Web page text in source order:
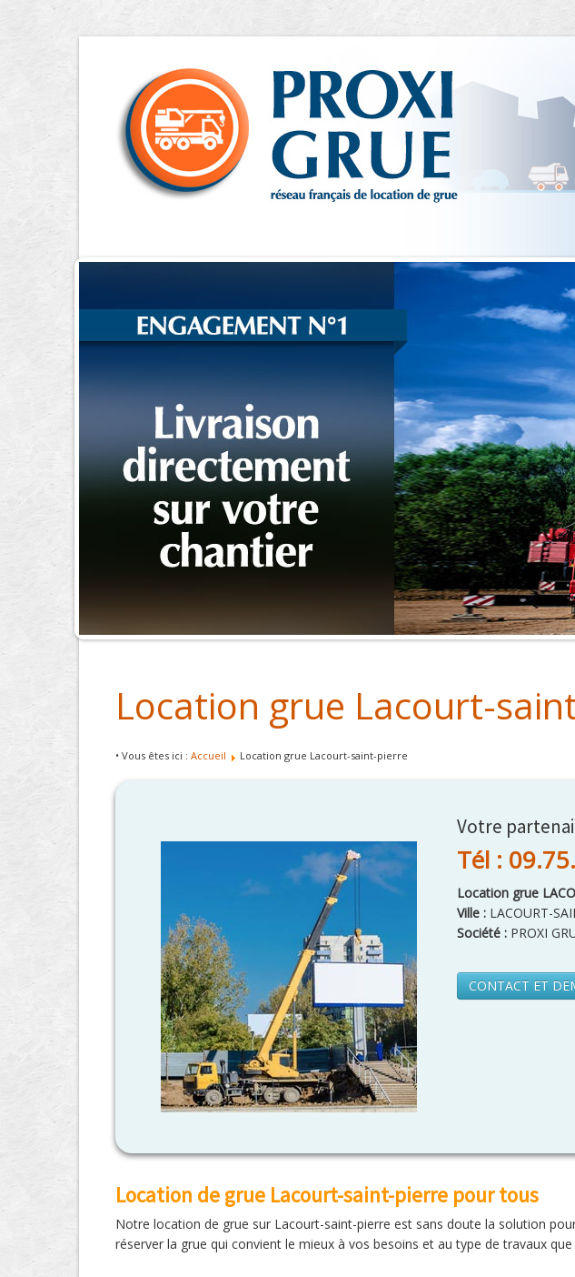
Location grue Lacourt-
• Vous êtes ici : Accueil Location grue Lacourt-saint-pierre
Votre
Tél :
Location grue
Ville : LACOURT-
Société : PROXI
CONTACT ET
Location de grue Lacourt-saint-pierre pour tous
Notre location de grue sur Lacourt-saint-pierre est sans doute la solution
réserver la grue qui convient le mieux à vos besoins et au type de travaux